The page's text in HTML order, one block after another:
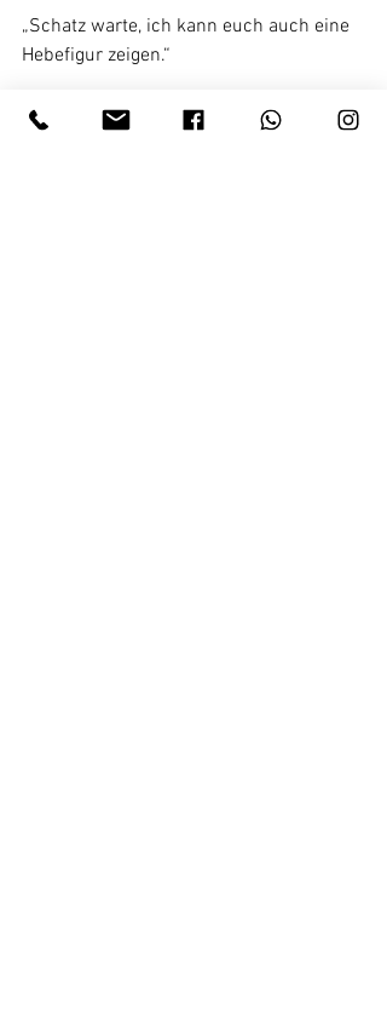
„Schatz warte, ich kann euch auch eine
Hebefigur zeigen.“
Und genau dort beginnt für mich der